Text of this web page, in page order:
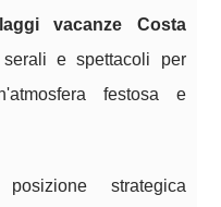
vacanze Costa
e spettacoli per
festosa e
strategica